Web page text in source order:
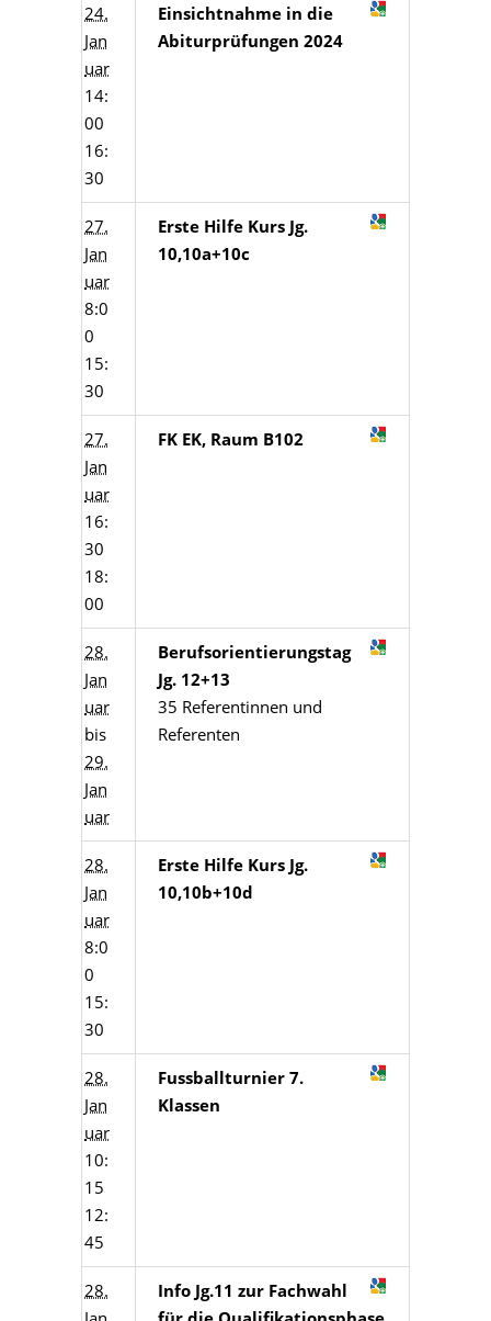
24.
Jan
uar
14:
00
16:
30
Einsichtnahme in die
Abiturprüfungen 2024
27.
Jan
uar
8:0
0
15:
30
Erste Hilfe Kurs Jg.
10,10a+10c
27.
Jan
uar
16:
30
18:
00
FK EK, Raum B102
28.
Jan
uar
bis
29.
Jan
uar
Berufsorientierungstag
Jg. 12+13
35 Referentinnen und
Referenten
28.
Jan
uar
8:0
0
15:
30
Erste Hilfe Kurs Jg.
10,10b+10d
28.
Jan
uar
10:
15
12:
45
Fussballturnier 7.
Klassen
28.
Info Jg.11 zur Fachwahl